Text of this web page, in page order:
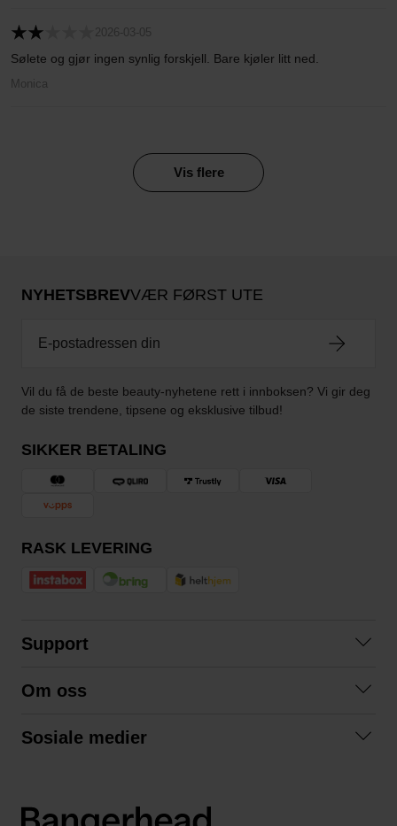
2026-03-05
Sølete og gjør ingen synlig forskjell. Bare kjøler litt ned.
Monica
Vis flere
NYHETSBREVVÆR FØRST UTE
Vil du få de beste beauty-nyhetene rett i innboksen? Vi gir deg
de siste trendene, tipsene og eksklusive tilbud!
SIKKER BETALING
RASK LEVERING
Support
Kjøpsvilkår
Om oss
Sosiale medier
LinkedIn